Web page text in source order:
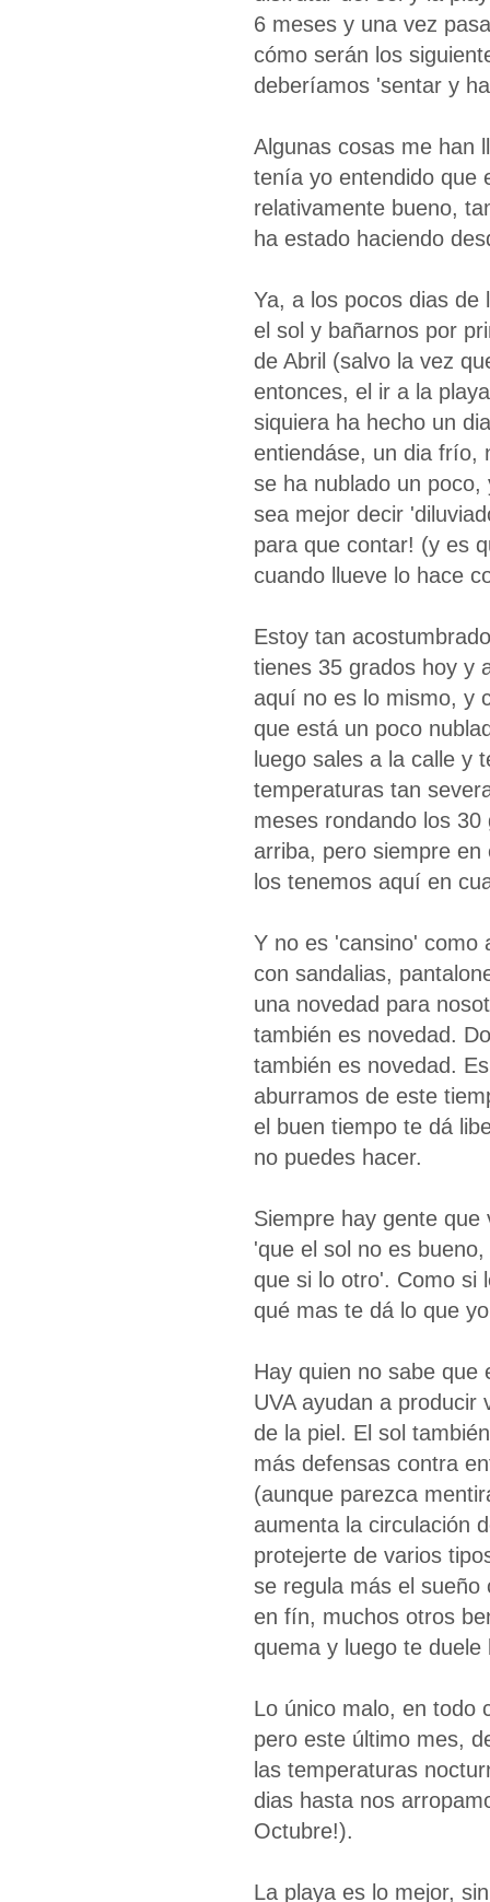
6 meses y una vez
cómo serán los
deberíamos 'sentar y
Algunas cosas me han
tenía yo entendido que
relativamente bueno,
ha estado haciendo
Ya, a los pocos dias de
el sol y bañarnos por
de Abril (salvo la vez
entonces, el ir a la
siquiera ha hecho un
entiendáse, un dia frío,
se ha nublado un
sea mejor decir
para que contar! (y es
cuando llueve lo hace
Estoy tan
tienes 35 grados hoy y
aquí no es lo mismo, y
que está un poco
luego sales a la calle y
temperaturas tan
meses rondando los
arriba, pero siempre en
los tenemos aquí en
Y no es 'cansino' como
con sandalias,
una novedad para
también es novedad.
también es novedad.
aburramos de este
el buen tiempo te dá
no puedes hacer.
Siempre hay gente
'que el sol no es
que si lo otro'. Como
qué mas te dá lo que
Hay quien no sabe que
UVA ayudan a producir
de la piel. El sol
más defensas contra
(aunque parezca
aumenta la circulación
protejerte de varios
se regula más el
en fín, muchos otros
quema y luego te duele
Lo único malo, en todo
pero este último mes,
las temperaturas
dias hasta nos
Octubre!).
La playa es lo mejor,